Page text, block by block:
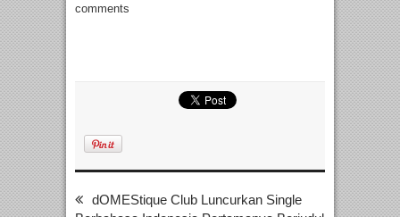
comments
dOMEStique Club Luncurkan Single